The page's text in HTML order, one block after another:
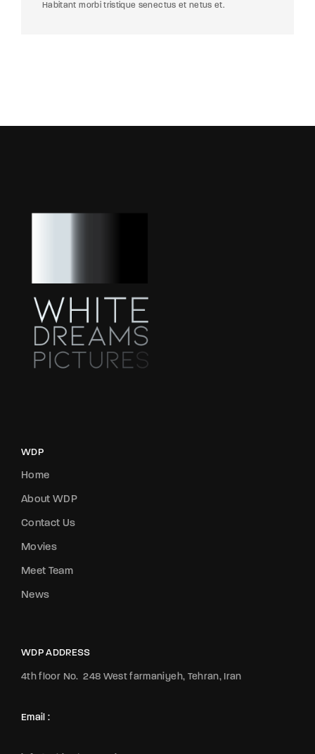
Habitant morbi tristique senectus et netus et.
WDP
Home
About WDP
Contact Us
Movies
Meet Team
News
WDP ADDRESS
4th floor No.248 West farmaniyeh, Tehran, Iran
Email :